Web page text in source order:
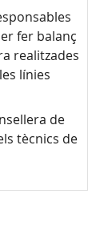
fer balanç
realitzades
línies
de
tècnics de